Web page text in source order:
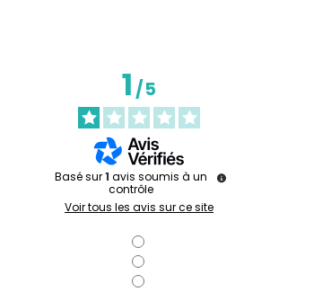
1/5
Basé sur1 avis soumis à un
contrôle
Voir tous les avis sur ce site